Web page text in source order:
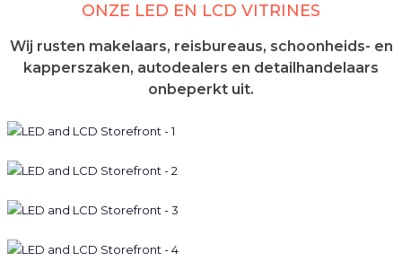
ONZE LED EN LCD VITRINES
Wij rusten makelaars, reisbureaus, schoonheids- en
kapperszaken, autodealers en detailhandelaars
onbeperkt uit.